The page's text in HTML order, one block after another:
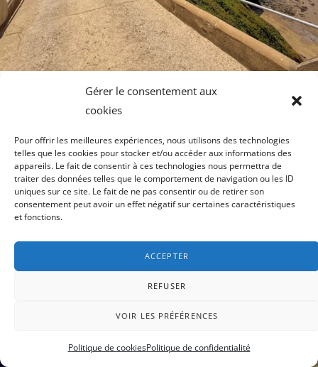
Gérer le consentement aux
cookies
Pour offrir les meilleures expériences, nous utilisons des technologies
telles que les cookies pour stocker et/ou accéder aux informations des
appareils. Le fait de consentir à ces technologies nous permettra de
traiter des données telles que le comportement de navigation ou les ID
uniques sur ce site. Le fait de ne pas consentir ou de retirer son
consentement peut avoir un effet négatif sur certaines caractéristiques
et fonctions.
ACCEPTER
REFUSER
VOIR LES PRÉFÉRENCES
Politique de cookiesPolitique de confidentialité